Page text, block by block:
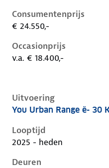
Consumentenprijs
€ 24.550,-
Occasionprijs
v.a. € 18.400,-
Uitvoering
Citroen C3 iv, ë- 30
You Urban Range ë- 30
Looptijd
2025 - heden
Deuren